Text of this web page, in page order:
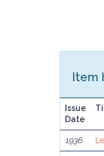
Item
Issue
Date
1936